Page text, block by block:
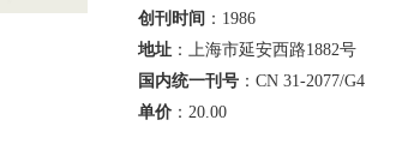
创刊时间 ：1986
地址 ：上海市延安西路1882号
国内统一刊号 ：CN 31-2077/G4
单价 ： 20.00